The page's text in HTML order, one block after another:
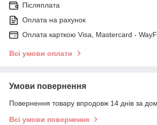
Післяплата
Оплата на рахунок
Оплата карткою Visa, Mastercard -
Всі умови оплати
Умови повернення
Повернення товару впродовж 14 днів за
Всі умови повернення